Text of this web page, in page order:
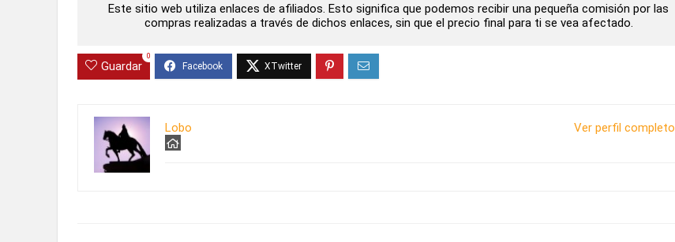
Este sitio web utiliza enlaces de afiliados. Esto significa que podemos recibir una pequeña comisión por las
compras realizadas a través de dichos enlaces, sin que el precio final para ti se vea afectado.
Guardar
0
Ver perfil completo
Lobo